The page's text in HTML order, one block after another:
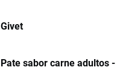
Givet
Pate sabor carne adultos